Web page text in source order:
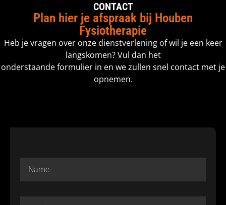
CONTACT
Plan hier je afspraak bij Houben
Fysiotherapie
Heb je vragen over onze dienstverlening of wil je een keer
langskomen? Vul dan het
onderstaande formulier in en we zullen snel contact met je
opnemen.